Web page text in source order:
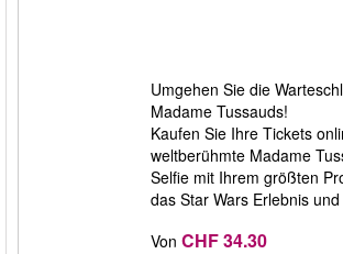
Umgehen Sie die
Madame Tussauds!
Kaufen Sie Ihre Tickets
weltberühmte Madame
Selfie mit Ihrem größten
das Star Wars Erlebnis
Von CHF 34.30